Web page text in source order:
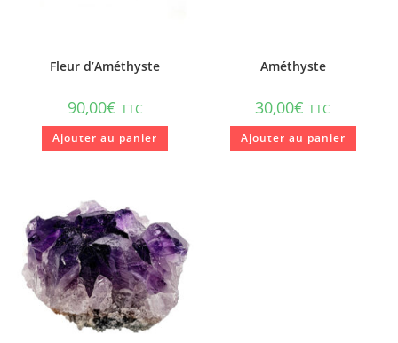
Fleur d’Améthyste
90,00€ TTC
Ajouter au panier
Améthyste
30,00€ TTC
Ajouter au panier